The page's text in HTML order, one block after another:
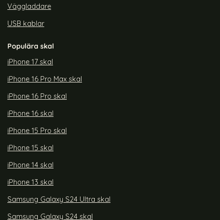
Väggladdare
USB kablar
Populära skal
iPhone 17 skal
iPhone 16 Pro Max skal
iPhone 16 Pro skal
iPhone 16 skal
iPhone 15 Pro skal
iPhone 15 skal
iPhone 14 skal
iPhone 13 skal
Samsung Galaxy S24 Ultra skal
Samsung Galaxy S24 skal